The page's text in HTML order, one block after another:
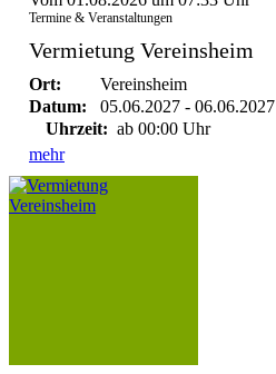
Termine & Veranstaltungen
Vermietung Vereinsheim
Ort:
Vereinsheim
Datum:
05.06.2027 - 06.06.2027
Uhrzeit: ab 00:00 Uhr
mehr